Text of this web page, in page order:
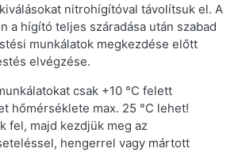
nitrohígítóval távolítsuk el. A
a hígító teljes száradása után szabad
munkálatok megkezdése előtt
elvégzése.
csak +10 °C felett
hőmérséklete max. 25 °C lehet!
fel, majd kezdjük meg az
hengerrel vagy mártott